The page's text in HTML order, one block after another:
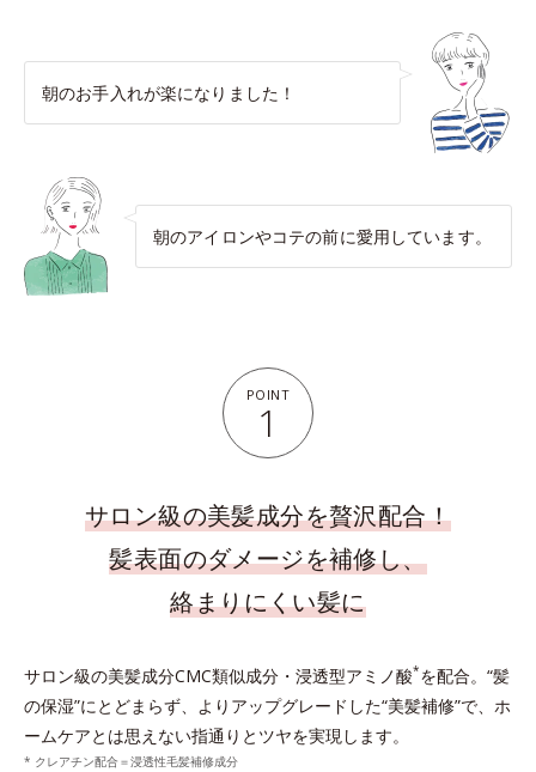
朝のお手入れが楽になりました！
朝のアイロンやコテの前に愛用しています。
POINT
1
サロン級の美髪成分を贅沢配合！
髪表面のダメージを補修し、
絡まりにくい髪に
サロン級の美髪成分CMC類似成分・浸透型アミノ酸*を配合。“髪
の保湿”にとどまらず、よりアップグレードした“美髪補修”で、ホ
ームケアとは思えない指通りとツヤを実現します。
* クレアチン配合＝浸透性毛髪補修成分